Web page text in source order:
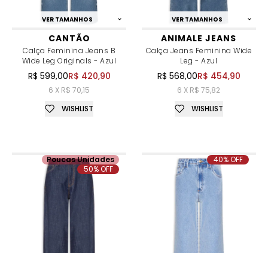
VER TAMANHOS
CANTÃO
Calça Feminina Jeans B
Wide Leg Originals - Azul
R$ 599,00R$ 420,90
6 X R$ 70,15
WISHLIST
VER TAMANHOS
ANIMALE JEANS
Calça Jeans Feminina Wide
Leg - Azul
R$ 568,00R$ 454,90
6 X R$ 75,82
WISHLIST
Poucas Unidades
50% OFF
40% OFF